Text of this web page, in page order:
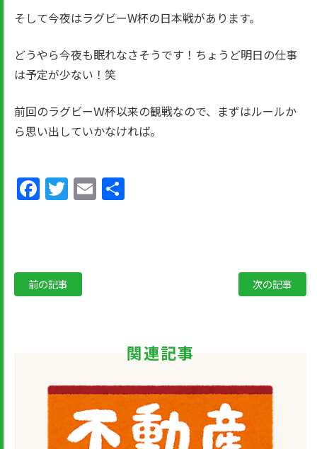
そして今夜はラグビーW杯の日本戦があります。
どうやら今夜も眠れなさそうです！ちょうど明日の仕事
は予定が少ない！笑
前回のラグビーＷ杯以来の観戦なので、まずはルールか
ら思い出していかなければ。
Facebook
Twitter
Email
前の記事 次の記事
関連記事